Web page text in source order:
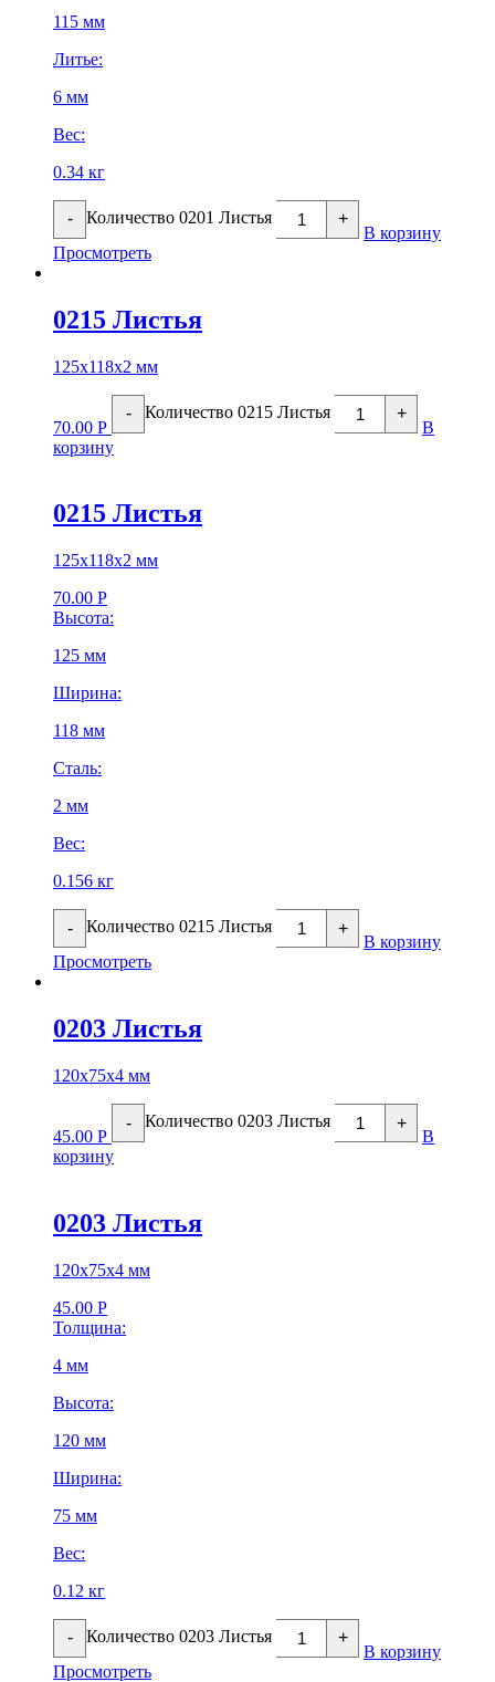
115 мм
Литье:
6 мм
Вес:
0.34 кг
- Количество 0201 Листья +
В корзину
Просмотреть
0215 Листья
125х118х2 мм
70.00 Р
- Количество 0215 Листья +
В
корзину
0215 Листья
125х118х2 мм
70.00 Р
Высота:
125 мм
Ширина:
118 мм
Сталь:
2 мм
Вес:
0.156 кг
- Количество 0215 Листья +
В корзину
Просмотреть
0203 Листья
120х75х4 мм
45.00 Р
- Количество 0203 Листья +
В
корзину
0203 Листья
120х75х4 мм
45.00 Р
Толщина:
4 мм
Высота:
120 мм
Ширина:
75 мм
Вес:
0.12 кг
- Количество 0203 Листья +
В корзину
Просмотреть